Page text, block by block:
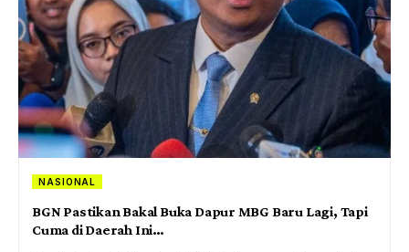
NASIONAL
BGN Pastikan Bakal Buka Dapur MBG Baru Lagi, Tapi
Cuma di Daerah Ini…